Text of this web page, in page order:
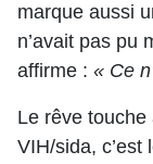
marque aussi
n’avait pas pu
affirme : « Ce
Le rêve
VIH/sida, c’est